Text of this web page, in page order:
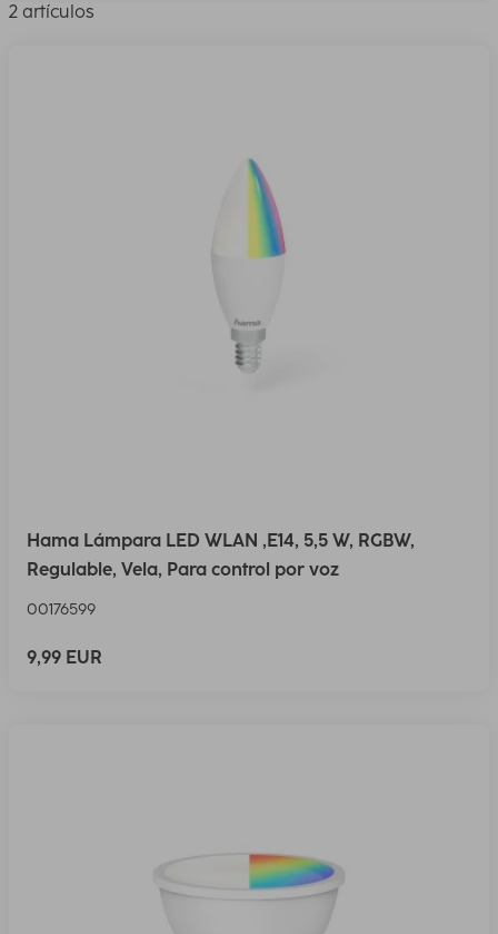
2 artículos
Hama Lámpara LED WLAN ,E14, 5,5 W, RGBW,
Regulable, Vela, Para control por voz
00176599
9,99 EUR